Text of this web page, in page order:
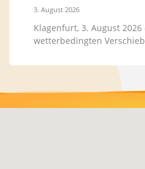
3. August 2026
Klagenfurt, 3. August 2026
wetterbedingten